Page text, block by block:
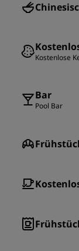
Kostenlose
Bar
Pool Bar